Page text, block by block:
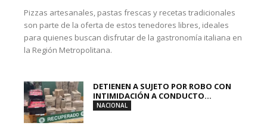
Pizzas artesanales, pastas frescas y recetas tradicionales
son parte de la oferta de estos tenedores libres, ideales
para quienes buscan disfrutar de la gastronomía italiana en
la Región Metropolitana.
DETIENEN A SUJETO POR ROBO CON
INTIMIDACIÓN A CONDUCTO...
NACIONAL